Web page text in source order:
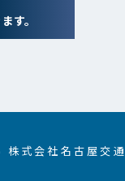
す。
式会社名古屋